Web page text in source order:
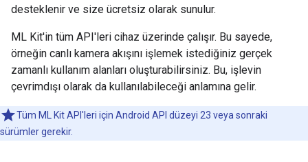
desteklenir ve size ücretsiz olarak sunulur.
ML Kit'in tüm API'leri cihaz üzerinde çalışır. Bu sayede,
örneğin canlı kamera akışını işlemek istediğiniz gerçek
zamanlı kullanım alanları oluşturabilirsiniz. Bu, işlevin
çevrimdışı olarak da kullanılabileceği anlamına gelir.
Tüm ML Kit API'leri için Android API düzeyi 23 veya sonraki
sürümler gerekir.